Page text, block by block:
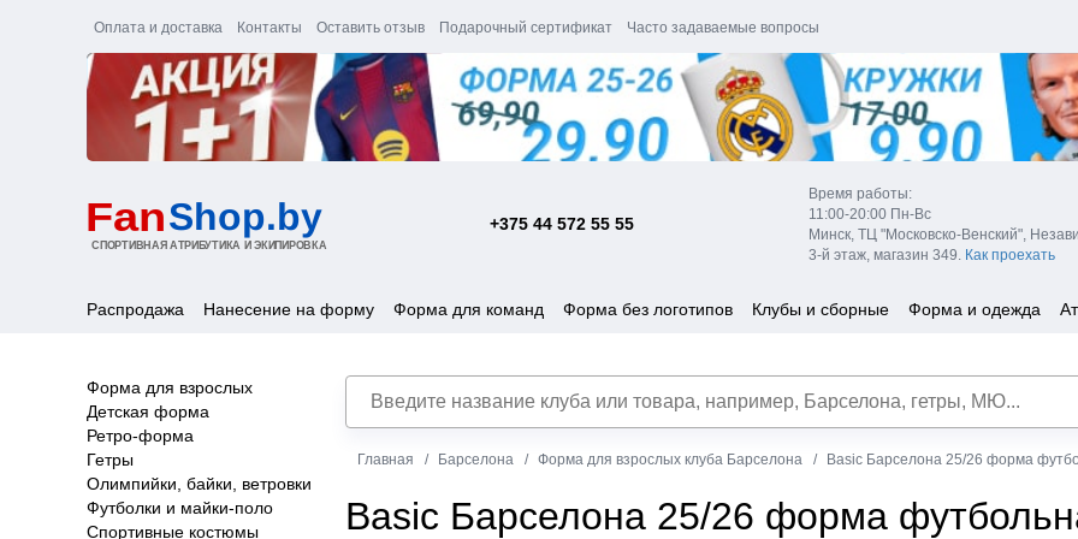
Оплата и доставка Контакты Оставить отзыв Подарочный сертификат Часто задаваемые вопросы
+375 44 572 55 55
Время работы:
11:00-20:00 Пн-Вс
Минск, ТЦ "Московско-Венский",
3-й этаж, магазин 349. Как проехать
Распродажа Нанесение на форму Форма для команд Форма без логотипов Клубы и сборные Форма и одежда
Форма для взрослых
Детская форма
Ретро-форма
Гетры
Олимпийки, байки, ветровки
Футболки и майки-поло
Спортивные костюмы
Главная Барселона Форма для взрослых клуба Барселона Basic Барселона 25/26 форма
Basic Барселона 25/26 форма